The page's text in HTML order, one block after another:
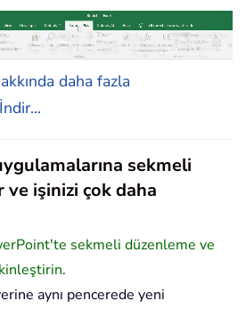
daha fazla
sekmeli
ve işinizi çok daha
sekmeli düzenleme ve
aynı pencerede yeni